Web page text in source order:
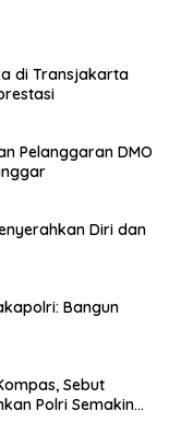
di Transjakarta
Pelanggaran DMO
Diri dan
Bangun
Sebut
Polri Semakin